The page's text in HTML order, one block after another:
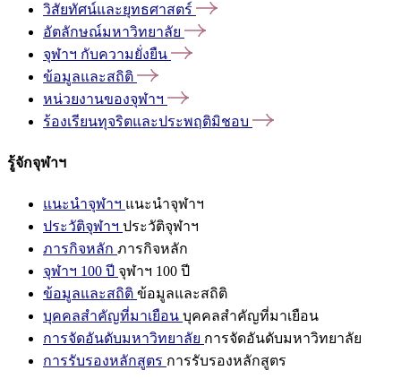
วิสัยทัศน์และยุทธศาสตร์
อัตลักษณ์มหาวิทยาลัย
จุฬาฯ กับความยั่งยืน
ข้อมูลและสถิติ
หน่วยงานของจุฬาฯ
ร้องเรียนทุจริตและประพฤติมิชอบ
รู้จักจุฬาฯ
แนะนำจุฬาฯ แนะนำจุฬาฯ
ประวัติจุฬาฯ ประวัติจุฬาฯ
ภารกิจหลัก ภารกิจหลัก
จุฬาฯ 100 ปี จุฬาฯ 100 ปี
ข้อมูลและสถิติ ข้อมูลและสถิติ
บุคคลสำคัญที่มาเยือน บุคคลสำคัญที่มาเยือน
การจัดอันดับมหาวิทยาลัย การจัดอันดับมหาวิทยาลัย
การรับรองหลักสูตร การรับรองหลักสูตร